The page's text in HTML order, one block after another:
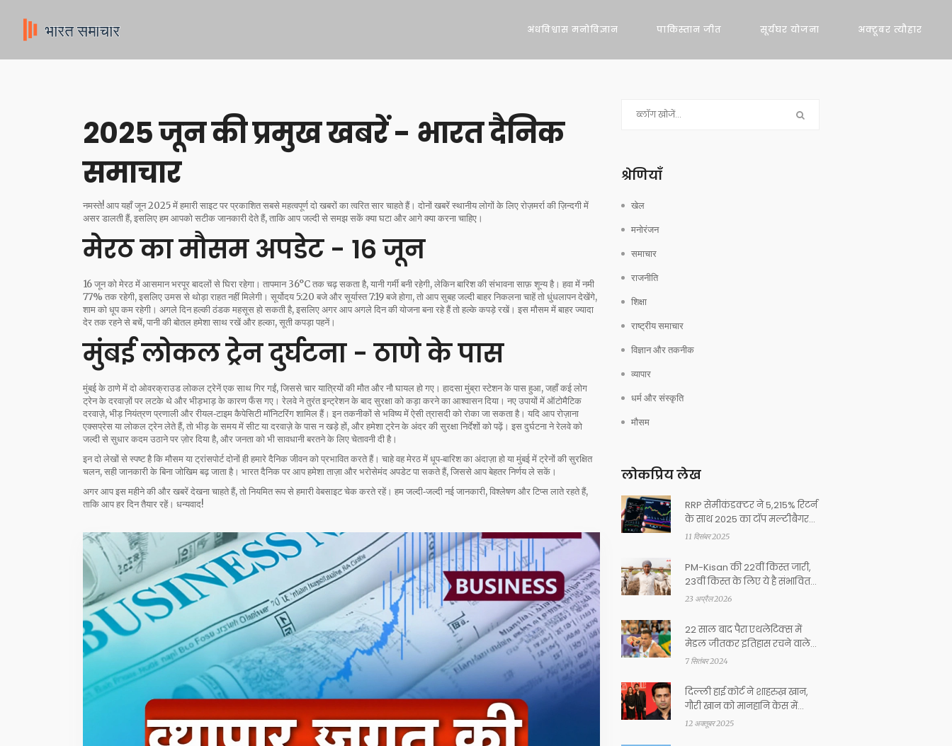
अंधविश्वास मनोविज्ञान पाकिस्तान जीत सूर्यघर योजना अक्टूबर त्यौहार
2025 जून की प्रमुख खबरें - भारत दैनिक
समाचार
नमस्ते! आप यहाँ जून 2025 में हमारी साइट पर प्रकाशित सबसे महत्वपूर्ण दो खबरों का त्वरित सार चाहते हैं। दोनों खबरें स्थानीय लोगों के लिए रोज़मर्रा की ज़िन्दगी में
असर डालती हैं, इसलिए हम आपको सटीक जानकारी देते हैं, ताकि आप जल्दी से समझ सकें क्या घटा और आगे क्या करना चाहिए।
मेरठ का मौसम अपडेट - 16 जून
16 जून को मेरठ में आसमान भरपूर बादलों से घिरा रहेगा। तापमान 36°C तक चढ़ सकता है, यानी गर्मी बनी रहेगी, लेकिन बारिश की संभावना साफ़ शून्य है। हवा में नमी
77% तक रहेगी, इसलिए उमस से थोड़ा राहत नहीं मिलेगी। सूर्योदय 5:20 बजे और सूर्यास्त 7:19 बजे होगा, तो आप सुबह जल्दी बाहर निकलना चाहें तो धुंधलापन देखेंगे,
शाम को धूप कम रहेगी। अगले दिन हल्की ठंडक महसूस हो सकती है, इसलिए अगर आप अगले दिन की योजना बना रहे हैं तो हल्के कपड़े रखें। इस मौसम में बाहर ज्यादा
देर तक रहने से बचें, पानी की बोतल हमेशा साथ रखें और हल्का, सूती कपड़ा पहनें।
मुंबई लोकल ट्रेन दुर्घटना - ठाणे के पास
मुंबई के ठाणे में दो ओवरक्राउड लोकल ट्रेनें एक साथ गिर गईं, जिससे चार यात्रियों की मौत और नौ घायल हो गए। हादसा मुंब्रा स्टेशन के पास हुआ, जहाँ कई लोग
ट्रेन के दरवाज़ों पर लटके थे और भीड़भाड़ के कारण फँस गए। रेलवे ने तुरंत इन्ट्रेशन के बाद सुरक्षा को कड़ा करने का आश्वासन दिया। नए उपायों में ऑटोमैटिक
दरवाज़े, भीड़ नियंत्रण प्रणाली और रीयल‑टाइम कैपेसिटी मॉनिटरिंग शामिल हैं। इन तकनीकों से भविष्य में ऐसी त्रासदी को रोका जा सकता है। यदि आप रोज़ाना
एक्सप्रेस या लोकल ट्रेन लेते हैं, तो भीड़ के समय में सीट या दरवाज़े के पास न खड़े हों, और हमेशा ट्रेन के अंदर की सुरक्षा निर्देशों को पढ़ें। इस दुर्घटना ने रेलवे को
जल्दी से सुधार कदम उठाने पर ज़ोर दिया है, और जनता को भी सावधानी बरतने के लिए चेतावनी दी है।
इन दो लेखों से स्पष्ट है कि मौसम या ट्रांसपोर्ट दोनों ही हमारे दैनिक जीवन को प्रभावित करते हैं। चाहे वह मेरठ में धूप‑बारिश का अंदाज़ा हो या मुंबई में ट्रेनों की सुरक्षित
चलन, सही जानकारी के बिना जोखिम बढ़ जाता है। भारत दैनिक पर आप हमेशा ताज़ा और भरोसेमंद अपडेट पा सकते हैं, जिससे आप बेहतर निर्णय ले सकें।
अगर आप इस महीने की और खबरें देखना चाहते हैं, तो नियमित रूप से हमारी वेबसाइट चेक करते रहें। हम जल्दी‑जल्दी नई जानकारी, विश्लेषण और टिप्स लाते रहते हैं,
ताकि आप हर दिन तैयार रहें। धन्यवाद!
श्रेणियाँ
खेल
मनोरंजन
समाचार
राजनीति
शिक्षा
राष्ट्रीय समाचार
विज्ञान और तकनीक
व्यापार
धर्म और संस्कृति
मौसम
लोकप्रिय लेख
RRP सेमीकंडक्टर ने 5,215% रिटर्न
के साथ 2025 का टॉप मल्टीबैगर
स्टॉक बना दिया
11 दिसंबर 2025
PM-Kisan की 22वीं किस्त जारी,
23वीं किस्त के लिए ये है संभावित
तारीख
23 अप्रैल 2026
22 साल बाद पैरा एथलेटिक्स में
मेडल जीतकर इतिहास रचने वाले
जवान हवलदार होकाटो सेमा
7 सितंबर 2024
दिल्ली हाई कोर्ट ने शाहरुख़ खान,
गौरी खान को मानहानि केस में
नोटिस जारी
12 अक्तूबर 2025